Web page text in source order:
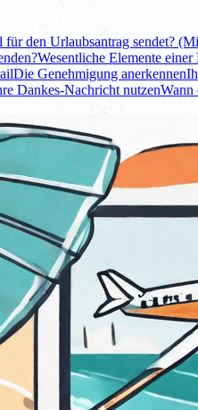
den Urlaubsantrag sendet?
Wesentliche Elemente
Die Genehmigung anerkennen
Dankes-Nachricht nutzenWann